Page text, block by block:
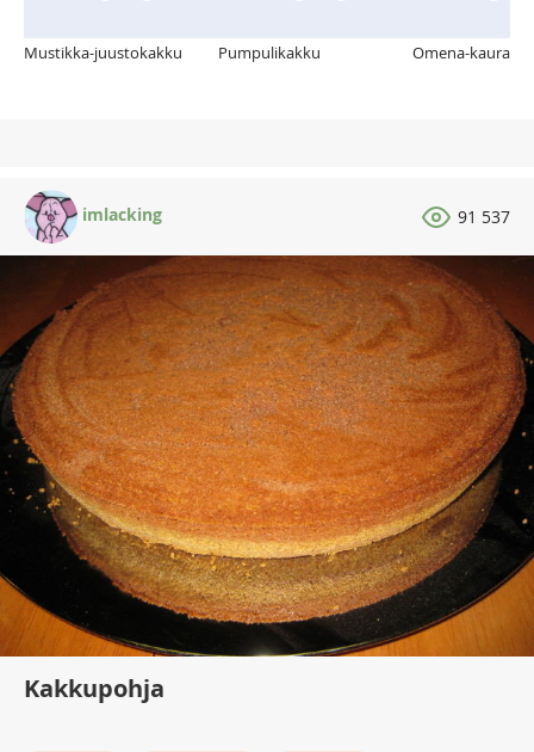
Mustikka-juustokakku Pumpulikakku Omena-
imlacking 91 537
Kakkupohja